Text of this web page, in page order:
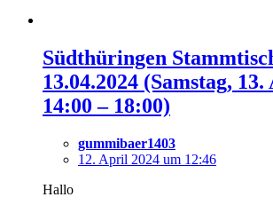
Südthüringen
13.04.2024 (Samstag,
14:00 – 18:00)
gummibaer1403
12. April 2024 um 12:46
Hallo